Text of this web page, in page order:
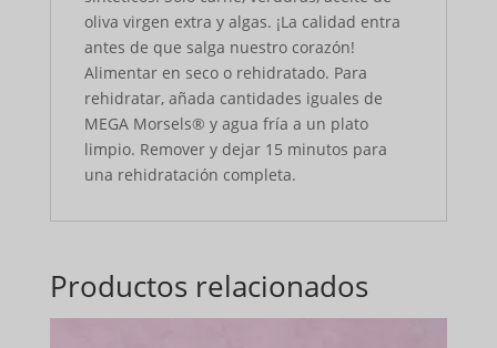
oliva virgen extra y algas. ¡La calidad entra
antes de que salga nuestro corazón!
Alimentar en seco o rehidratado. Para
rehidratar, añada cantidades iguales de
MEGA Morsels® y agua fría a un plato
limpio. Remover y dejar 15 minutos para
una rehidratación completa.
Productos relacionados